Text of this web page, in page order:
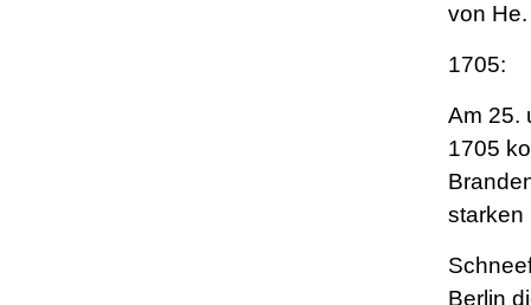
von
1705:
Am 25.
1705
starken
Berlin